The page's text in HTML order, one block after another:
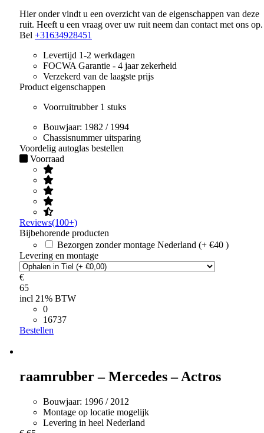
Hier onder vindt u een overzicht van de eigenschappen van deze
ruit. Heeft u een vraag over uw ruit neem dan contact met ons op.
Bel +31634928451
Levertijd 1-2 werkdagen
FOCWA Garantie - 4 jaar zekerheid
Verzekerd van de laagste prijs
Product eigenschappen
Voorruitrubber 1 stuks
Bouwjaar: 1982 / 1994
Chassisnummer uitsparing
Voordelig autoglas bestellen
Voorraad
Reviews(100+)
Bijbehorende producten
Bezorgen zonder montage Nederland (+ €40 )
Levering en montage
€
65
incl 21% BTW
0
16737
Bestellen
raamrubber – Mercedes – Actros
Bouwjaar: 1996 / 2012
Montage op locatie mogelijk
Levering in heel Nederland